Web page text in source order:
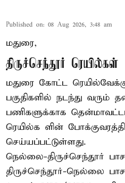
Published on: 08 Aug 2026, 3:48 am
மதுரை,
திருச்செந்தூர் ரெயில்கள்
மதுரை கோட்ட
பகுதிகளில் நடந்து வரும்
பணிகளுக்காக
ரெயில்க ளின்
செய்யப்பட்டுள்ளது.
நெல்லை-திருச்செந்தூர்
திருச்செந்தூர்-நெல்லை